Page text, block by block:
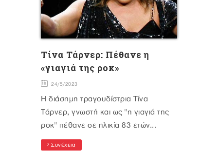
Τίνα Τάρνερ: Πέθανε η
«γιαγιά της ροκ»
24/5/2023
Η διάσημη τραγουδίστρια Τίνα
Τάρνερ, γνωστή και ως "η γιαγιά της
ροκ" πέθανε σε ηλικία 83 ετών...
Συνέχεια